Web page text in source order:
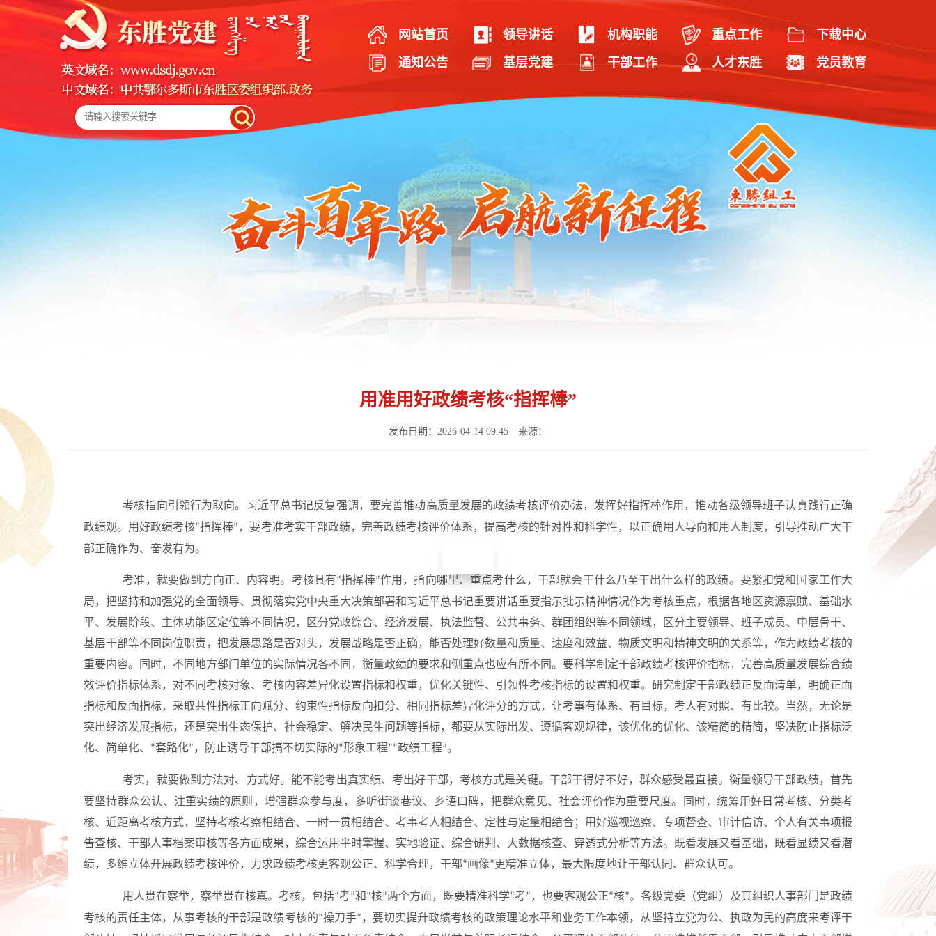
网站首页 领导讲话 机构职能 重点工作
下载中心
通知公告
基层党建 干部工作 人才东胜 党员教育
用准用好政绩考核“指挥棒”
发布日期：2026-04-14 09:45 来源：
考核指向引领行为取向。习近平总书记反复强调，要完善推动高质量发展的政绩考核评价办法，发挥好指挥棒作用，推动各级领导班子认真践行正确
政绩观。用好政绩考核“指挥棒”，要考准考实干部政绩，完善政绩考核评价体系，提高考核的针对性和科学性，以正确用人导向和用人制度，引导推动广大干
部正确作为、奋发有为。
考准，就要做到方向正、内容明。考核具有“指挥棒”作用，指向哪里、重点考什么，干部就会干什么乃至干出什么样的政绩。要紧扣党和国家工作大
局，把坚持和加强党的全面领导、贯彻落实党中央重大决策部署和习近平总书记重要讲话重要指示批示精神情况作为考核重点，根据各地区资源禀赋、基础水
平、发展阶段、主体功能区定位等不同情况，区分党政综合、经济发展、执法监督、公共事务、群团组织等不同领域，区分主要领导、班子成员、中层骨干、
基层干部等不同岗位职责，把发展思路是否对头，发展战略是否正确，能否处理好数量和质量、速度和效益、物质文明和精神文明的关系等，作为政绩考核的
重要内容。同时，不同地方部门单位的实际情况各不同，衡量政绩的要求和侧重点也应有所不同。要科学制定干部政绩考核评价指标，完善高质量发展综合绩
效评价指标体系，对不同考核对象、考核内容差异化设置指标和权重，优化关键性、引领性考核指标的设置和权重。研究制定干部政绩正反面清单，明确正面
指标和反面指标，采取共性指标正向赋分、约束性指标反向扣分、相同指标差异化评分的方式，让考事有体系、有目标，考人有对照、有比较。当然，无论是
突出经济发展指标，还是突出生态保护、社会稳定、解决民生问题等指标，都要从实际出发、遵循客观规律，该优化的优化、该精简的精简，坚决防止指标泛
化、简单化、 “套路化”，防止诱导干部搞不切实际的“形象工程”“政绩工程”。
考实，就要做到方法对、方式好。能不能考出真实绩、考出好干部，考核方式是关键。干部干得好不好，群众感受最直接。衡量领导干部政绩，首先
要坚持群众公认、注重实绩的原则，增强群众参与度，多听街谈巷议、乡语口碑，把群众意见、社会评价作为重要尺度。同时，统筹用好日常考核、分类考
核、近距离考核方式，坚持考核考察相结合、一时一贯相结合、考事考人相结合、定性与定量相结合；用好巡视巡察、专项督查、审计信访、个人有关事项报
告查核、干部人事档案审核等各方面成果，综合运用平时掌握、实地验证、综合研判、大数据核查、穿透式分析等方法。既看发展又看基础，既看显绩又看潜
绩，多维立体开展政绩考核评价，力求政绩考核更客观公正、科学合理，干部“画像”更精准立体，最大限度地让干部认同、群众认可。
用人贵在察举，察举贵在核真。考核，包括“考”和“核”两个方面，既要精准科学“考”，也要客观公正“核”。各级党委（党组）及其组织人事部门是政绩
考核的责任主体，从事考核的干部是政绩考核的“操刀手”，要切实提升政绩考核的政策理论水平和业务工作本领，从坚持立党为公、执政为民的高度来考评干